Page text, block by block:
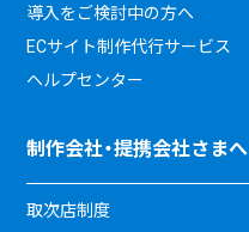
導入をご検討中の方へ
ECサイト制作代行サービス
ヘルプセンター
制作会社・提携会社さまへ
取次店制度